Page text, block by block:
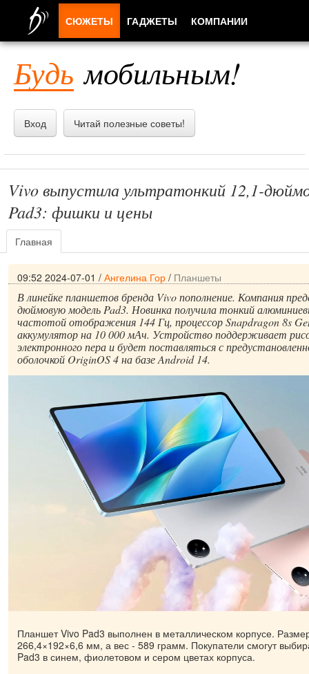
Будь мобильным!
Вход Читай полезные советы!
Vivo выпустила ультратонкий 12,1-
Pad3: фишки и цены
Главная
09:52 2024-07-01 / Ангелина Гор / Планшеты
В линейке планшетов бренда Vivo пополнение. Компания
дюймовую модель Pad3. Новинка получила тонкий
частотой отображения 144 Гц, процессор Snapdragon 8s
аккумулятор на 10 000 мАч. Устройство поддерживает
электронного пера и будет поставляться с
оболочкой OriginOS 4 на базе Android 14.
Планшет Vivo Pad3 выполнен в металлическом корпусе.
266,4×192×6,6 мм, а вес - 589 грамм. Покупатели смогут
Pad3 в синем, фиолетовом и сером цветах корпуса.
СЮЖЕТЫ ГАДЖЕТЫ КОМПАНИИ
ПРИЛОЖЕНИЯ